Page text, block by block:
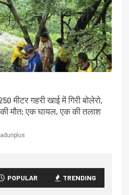
मीटर गहरी खाई में गिरी बोलेरो,
की मौत; एक घायल, एक की तलाश
POPULAR TRENDING